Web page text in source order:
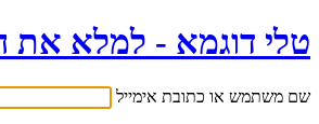
טלי דוגמא - למלא את
שם משתמש או כתובת אימייל